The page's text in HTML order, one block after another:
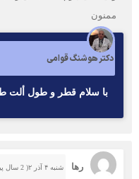
ممنون
دکتر هوشنگ قوامی
با سلام قطر و طول ألت
رها شنبه ۴ آذر ۲( 2 سال پیش)